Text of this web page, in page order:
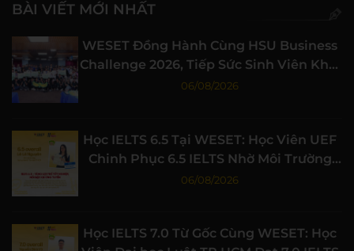
BÀI VIẾT MỚI NHẤT
WESET Đồng Hành Cùng HSU Business
Challenge 2026, Tiếp Sức Sinh Viên Khởi
Nghiệp
06/08/2026
Học IELTS 6.5 Tại WESET: Học Viên UEF
Chinh Phục 6.5 IELTS Nhờ Môi Trường
Học Tập Chất Lượng
06/08/2026
Học IELTS 7.0 Từ Gốc Cùng WESET: Học